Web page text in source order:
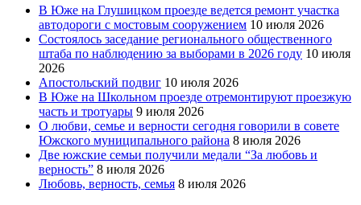
В Юже на Глушицком проезде ведется ремонт участка
автодороги с мостовым сооружением 10 июля 2026
Состоялось заседание регионального общественного
штаба по наблюдению за выборами в 2026 году 10 июля
2026
Апостольский подвиг 10 июля 2026
В Юже на Школьном проезде отремонтируют проезжую
часть и тротуары 9 июля 2026
О любви, семье и верности сегодня говорили в совете
Южского муниципального района 8 июля 2026
Две южские семьи получили медали “За любовь и
верность” 8 июля 2026
Любовь, верность, семья 8 июля 2026